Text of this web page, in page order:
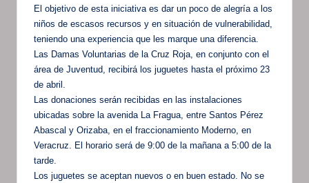
El objetivo de esta iniciativa es dar un poco de alegría a los
niños de escasos recursos y en situación de vulnerabilidad,
teniendo una experiencia que les marque una diferencia.
Las Damas Voluntarias de la Cruz Roja, en conjunto con el
área de Juventud, recibirá los juguetes hasta el próximo 23
de abril.
Las donaciones serán recibidas en las instalaciones
ubicadas sobre la avenida La Fragua, entre Santos Pérez
Abascal y Orizaba, en el fraccionamiento Moderno, en
Veracruz. El horario será de 9:00 de la mañana a 5:00 de la
tarde.
Los juguetes se aceptan nuevos o en buen estado. No se